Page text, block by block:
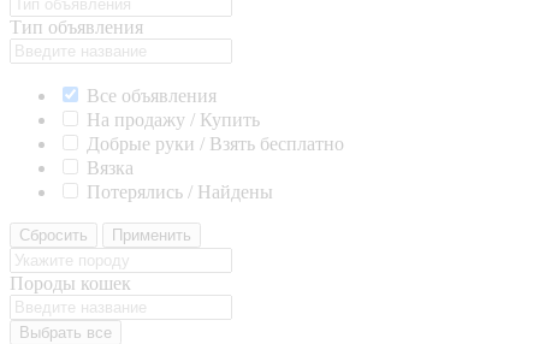
Тип объявления
Все объявления
На продажу / Купить
Добрые руки / Взять бесплатно
Вязка
Потерялись / Найдены
Сбросить Применить
Породы кошек
Выбрать все